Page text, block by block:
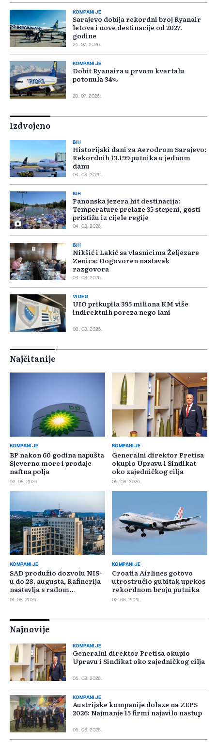
KOMPANIJE
Sarajevo dobija rekordni broj Ryanair
letova i nove destinacije od 2027.
godine
24. 07. 2026.
KOMPANIJE
Dobit Ryanaira u prvom kvartalu
potonula 34%
20. 07. 2026.
Izdvojeno
BIH
Historijski dani za Aerodrom Sarajevo:
Rekordnih 13.199 putnika u jednom
danu
04. 08. 2026.
BIH
Panonska jezera hit destinacija:
Temperature prelaze 35 stepeni, gosti
pristižu iz cijele regije
04. 08. 2026.
BIH
Nikšić i Lakić sa vlasnicima Željezare
Zenica: Dogovoren nastavak
razgovora
04. 08. 2026.
VIDEO
UIO prikupila 395 miliona KM više
indirektnih poreza nego lani
03. 08. 2026.
Najčitanije
KOMPANIJE
BP nakon 60 godina napušta
Sjeverno more i prodaje
naftna polja
02. 08. 2026.
KOMPANIJE
Generalni direktor Pretisa
okupio Upravu i Sindikat
oko zajedničkog cilja
05. 08. 2026.
KOMPANIJE
SAD produžio dozvolu NIS-
u do 28. augusta, Rafinerija
nastavlja s radom
Ministrica rudarstva i e
01. 08. 2026.
KOMPANIJE
Croatia Airlines gotovo
utrostručio gubitak uprkos
rekordnom broju putnika
02. 08. 2026.
Najnovije
KOMPANIJE
Generalni direktor Pretisa okupio
Upravu i Sindikat oko zajedničkog cilja
05. 08. 2026.
KOMPANIJE
Austrijske kompanije dolaze na ZEPS
2026: Najmanje 15 firmi najavilo nastup
05. 08. 2026.